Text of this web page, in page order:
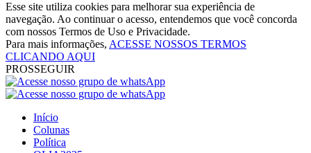
Esse site utiliza cookies para melhorar sua experiência de
navegação. Ao continuar o acesso, entendemos que você concorda
com nossos Termos de Uso e Privacidade.
Para mais informações, ACESSE NOSSOS TERMOS
CLICANDO AQUI
PROSSEGUIR
Início
Colunas
Política